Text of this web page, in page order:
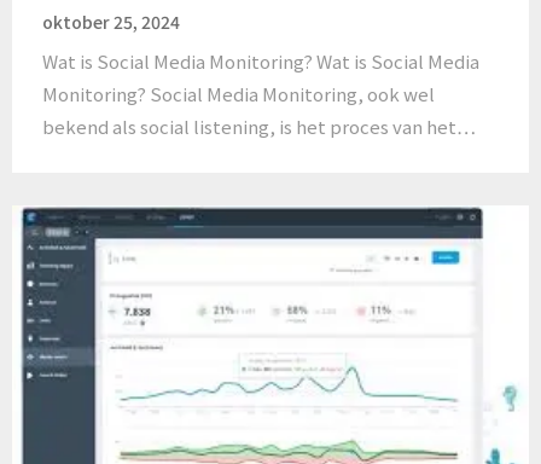
oktober 25, 2024
Wat is Social Media Monitoring? Wat is Social Media
Monitoring? Social Media Monitoring, ook wel
bekend als social listening, is het proces van het…